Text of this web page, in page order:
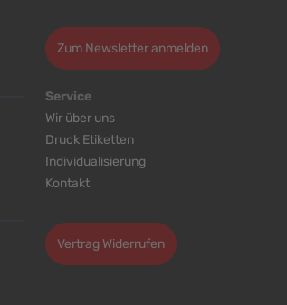
Zum Newsletter anmelden
Service
Wir über uns
Druck Etiketten
Individualisierung
Kontakt
Vertrag Widerrufen